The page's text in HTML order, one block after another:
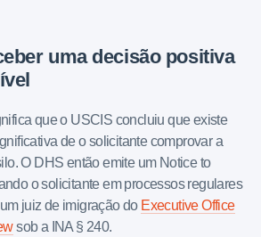
uma decisão positiva
que o USCIS concluiu que existe
de o solicitante comprovar a
O DHS então emite um Notice to
o solicitante em processos regulares
juiz de imigração do Executive Office
sob a INA § 240.